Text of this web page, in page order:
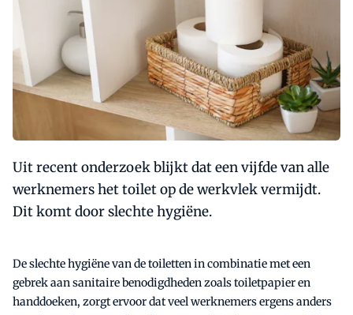
Uit recent onderzoek blijkt dat een vijfde van alle
werknemers het toilet op de werkvlek vermijdt.
Dit komt door slechte hygiëne.
De slechte hygiëne van de toiletten in combinatie met een
gebrek aan sanitaire benodigdheden zoals toiletpapier en
handdoeken, zorgt ervoor dat veel werknemers ergens anders